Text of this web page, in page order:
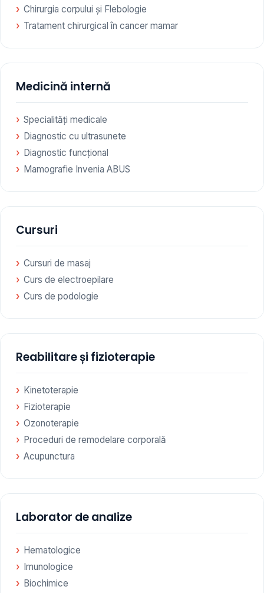
Chirurgia corpului și Flebologie
Tratament chirurgical în cancer mamar
Medicină internă
Specialități medicale
Diagnostic cu ultrasunete
Diagnostic funcțional
Mamografie Invenia ABUS
Cursuri
Cursuri de masaj
Curs de electroepilare
Curs de podologie
Reabilitare și fizioterapie
Kinetoterapie
Fizioterapie
Ozonoterapie
Proceduri de remodelare corporală
Acupunctura
Laborator de analize
Hematologice
Imunologice
Biochimice